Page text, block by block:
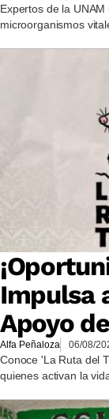
Expertos de la
microorganismos
Impulsa
Apoyo
Alfa Peñaloza 06/08/
Conoce 'La Ruta del
quienes activan la